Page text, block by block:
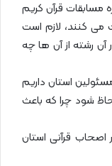
مسابقات قرآن کریم
می کنند، لازم است
آن رشته از آن ها چه
استان داریم
شود چرا که باعث
اصحاب قرآنی استان